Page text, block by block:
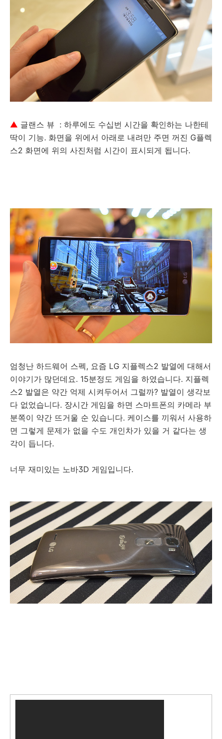
▲ 글랜스 뷰 : 하루에도 수십번 시간을 확인하는 나한테
딱이 기능. 화면을 위에서 아래로 내려만 주면 꺼진 G플렉
스2 화면에 위의 사진처럼 시간이 표시되게 됩니다.
엄청난 하드웨어 스펙, 요즘 LG 지플렉스2 발열에 대해서
이야기가 많던데요. 15분정도 게임을 하였습니다. 지플렉
스2 발열은 약간 억제 시켜두어서 그럴까? 발열이 생각보
다 없었습니다. 장시간 게임을 하면 스마트폰의 카메라 부
분쪽이 약간 뜨거울 순 있습니다. 케이스를 끼워서 사용하
면 그렇게 문제가 없을 수도 개인차가 있을 거 같다는 생
각이 듭니다.
너무 재미있는 노바3D 게임입니다.